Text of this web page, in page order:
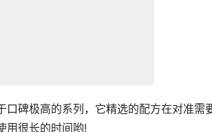
碑极高的系列，它精选的配方在对准需
用很长的时间哟!